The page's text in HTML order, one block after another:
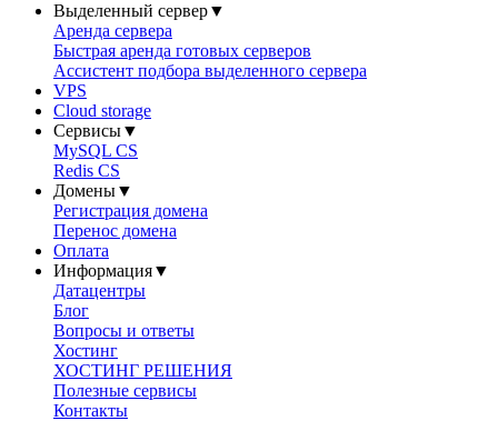
Выделенный сервер▼
Аренда сервера
Быстрая аренда готовых серверов
Ассистент подбора выделенного сервера
VPS
Cloud storage
Сервисы▼
MySQL CS
Redis CS
Домены▼
Регистрация домена
Перенос домена
Оплата
Информация▼
Датацентры
Блог
Вопросы и ответы
Хостинг
ХОСТИНГ РЕШЕНИЯ
Полезные сервисы
Контакты